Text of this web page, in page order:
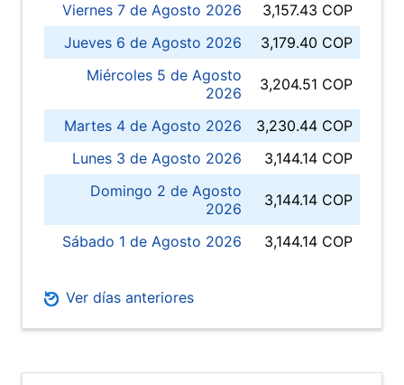
Viernes 7 de Agosto 2026
3,157.43 COP
Jueves 6 de Agosto 2026
3,179.40 COP
Miércoles 5 de Agosto
2026
3,204.51 COP
Martes 4 de Agosto 2026
3,230.44 COP
Lunes 3 de Agosto 2026
3,144.14 COP
Domingo 2 de Agosto
2026
3,144.14 COP
Sábado 1 de Agosto 2026 3,144.14 COP
Ver días anteriores